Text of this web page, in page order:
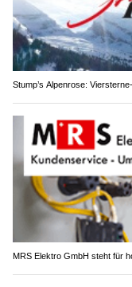
Stump’s Alpenrose:
MRS Elektro GmbH steht für